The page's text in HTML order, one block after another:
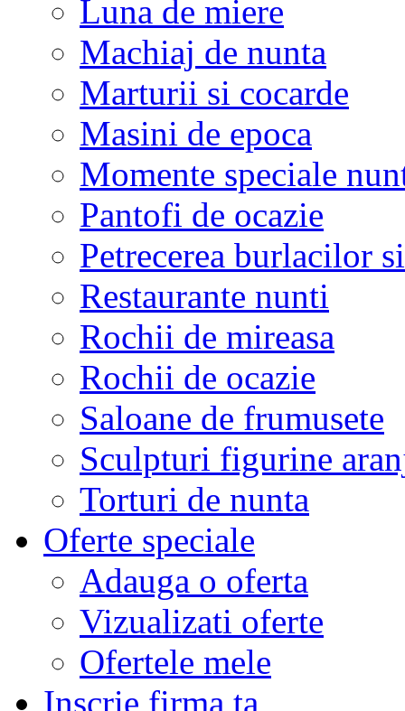
Luna de miere
Machiaj de nunta
Marturii si cocarde
Masini de epoca
Momente speciale
Pantofi de ocazie
Petrecerea burlacilor
Restaurante nunti
Rochii de mireasa
Rochii de ocazie
Saloane de frumusete
Sculpturi figurine
Torturi de nunta
Oferte speciale
Adauga o oferta
Vizualizati oferte
Ofertele mele
Inscrie firma ta